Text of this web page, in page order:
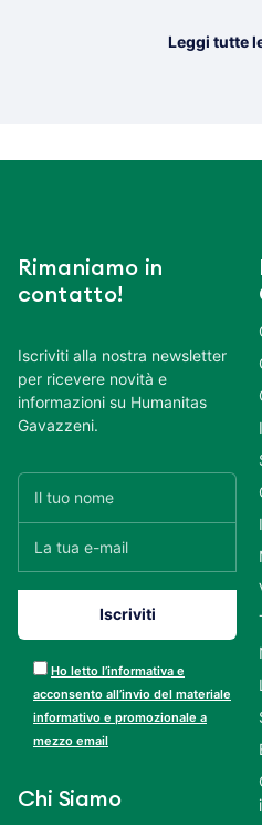
Leggi tutte
Rimaniamo in
contatto!
Iscriviti alla nostra newsletter
per ricevere novità e
informazioni su Humanitas
Gavazzeni.
Ho letto l’informativa e
acconsento all’invio del materiale
informativo e promozionale a
mezzo email
Chi Siamo